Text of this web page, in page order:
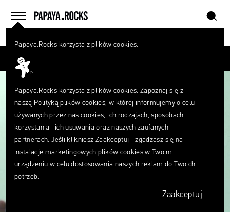
menu
home szukaj
Papaya.Rocks korzysta z plików cookies.
Papaya.Rocks korzysta z plików cookies. Zapoznaj się z
naszą Polityką plików cookies, w której informujemy o celu
używanych przez nas cookies, ich rodzajach, sposobach
korzystania i ich usuwania oraz naszych zaufanych
partnerach. Jeśli klikniesz Zaakceptuj - zgadzasz się na
instalację marketingowych plików cookies w Twoim
urządzeniu w celu dostosowania naszych reklam do Twoich
potrzeb.
Zaakceptuj
Czego
szukasz?